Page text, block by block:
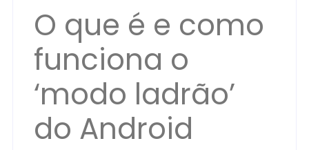
O que é e como
funciona o
‘modo ladrão’
do Android